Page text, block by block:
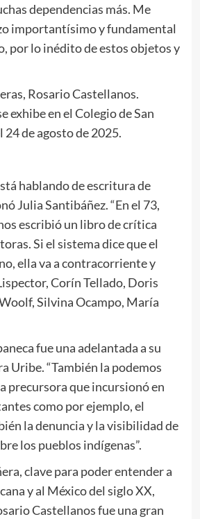
dependencias más. Me
importantísimo y fundamental
por lo inédito de estos objetos y
Rosario Castellanos.
exhibe en el Colegio de San
de agosto de 2025.
hablando de escritura de
Julia Santibáñez. “En el 73,
escribió un libro de crítica
Si el sistema dice que el
ella va a contracorriente y
Corín Tellado, Doris
Silvina Ocampo, María
fue una adelantada a su
Uribe. “También la podemos
precursora que incursionó en
como por ejemplo, el
la denuncia y la visibilidad de
los pueblos indígenas”.
clave para poder entender a
y al México del siglo XX,
Castellanos fue una gran